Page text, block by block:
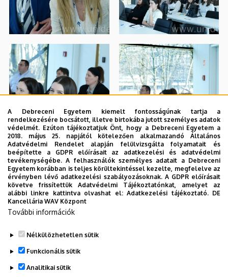
A Debreceni Egyetem kiemelt fontosságúnak tartja a
rendelkezésére bocsátott, illetve birtokába jutott személyes adatok
védelmét. Ezúton tájékoztatjuk Önt, hogy a Debreceni Egyetem a
2018. május 25. napjától kötelezően alkalmazandó Általános
Adatvédelmi Rendelet alapján felülvizsgálta folyamatait és
beépítette a GDPR előírásait az adatkezelési és adatvédelmi
tevékenységébe. A felhasználók személyes adatait a Debreceni
Egyetem korábban is teljes körültekintéssel kezelte, megfelelve az
érvényben lévő adatkezelési szabályozásoknak. A GDPR előírásait
követve frissítettük Adatvédelmi Tájékoztatónkat, amelyet az
alábbi linkre kattintva olvashat el:Adatkezelési tájékoztató. DE
Kancellária WAV Központ
További információk
Nélkülözhetetlen sütik
Funkcionális sütik
Analitikai sütik